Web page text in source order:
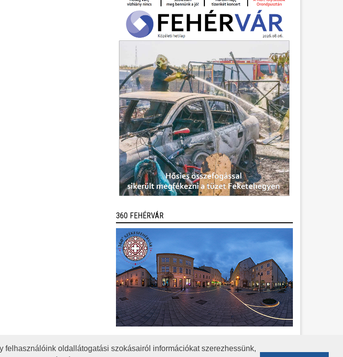
oldallátogatási szokásairól információkat szerezhessünk,
360 FEHÉRVÁR
IMPRESSZUM MÉDIAAJÁNLAT KÖZÉRDEKŰ ADATOK ADATVÉDELEM